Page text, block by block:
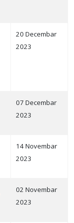
20 Decembar
2023
07 Decembar
2023
14 Novembar
2023
02 Novembar
2023